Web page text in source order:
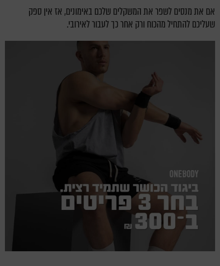
אם את מנסים לשפר את המשקלים שלכם באימונים, אז אין ספק
שעליכם להתחיל מהכוח ורק אחר כך לעבור לאירובי.